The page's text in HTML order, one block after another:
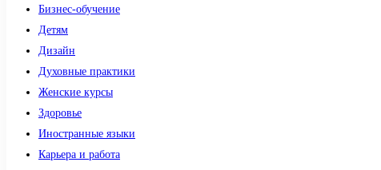
Бизнес-обучение
Детям
Дизайн
Духовные практики
Женские курсы
Здоровье
Иностранные языки
Карьера и работа